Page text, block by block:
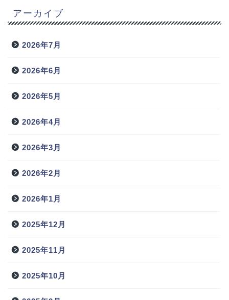
アーカイブ
2026年7月
2026年6月
2026年5月
2026年4月
2026年3月
2026年2月
2026年1月
2025年12月
2025年11月
2025年10月